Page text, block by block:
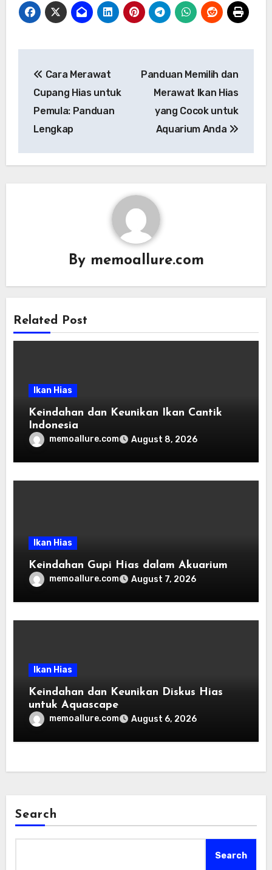
navigation
Cara Merawat
Cupang Hias untuk
Pemula: Panduan
Lengkap
Panduan Memilih dan
Merawat Ikan Hias
yang Cocok untuk
Aquarium Anda
By memoallure.com
Related Post
Ikan Hias
Keindahan dan Keunikan Ikan Cantik
Indonesia
memoallure.com August 8, 2026
Ikan Hias
Keindahan Gupi Hias dalam Akuarium
memoallure.com August 7, 2026
Ikan Hias
Keindahan dan Keunikan Diskus Hias
untuk Aquascape
memoallure.com August 6, 2026
Search
Search